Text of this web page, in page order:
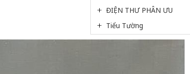
ĐIỆN THƯ PHÂN ƯU
Tiểu Tường